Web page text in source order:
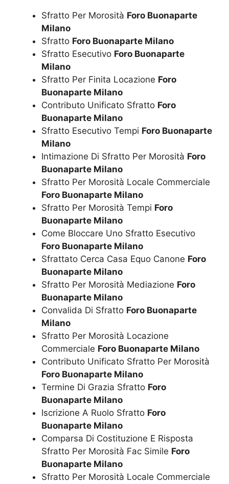
Sfratto Per Morosità Foro Buonaparte
Milano
Sfratto Foro Buonaparte Milano
Sfratto Esecutivo Foro Buonaparte
Milano
Sfratto Per Finita Locazione Foro
Buonaparte Milano
Contributo Unificato Sfratto Foro
Buonaparte Milano
Sfratto Esecutivo Tempi Foro Buonaparte
Milano
Intimazione Di Sfratto Per Morosità Foro
Buonaparte Milano
Sfratto Per Morosità Locale Commerciale
Foro Buonaparte Milano
Sfratto Per Morosità Tempi Foro
Buonaparte Milano
Come Bloccare Uno Sfratto Esecutivo
Foro Buonaparte Milano
Sfrattato Cerca Casa Equo Canone Foro
Buonaparte Milano
Sfratto Per Morosità Mediazione Foro
Buonaparte Milano
Convalida Di Sfratto Foro Buonaparte
Milano
Sfratto Per Morosità Locazione
Commerciale Foro Buonaparte Milano
Contributo Unificato Sfratto Per Morosità
Foro Buonaparte Milano
Termine Di Grazia Sfratto Foro
Buonaparte Milano
Iscrizione A Ruolo Sfratto Foro
Buonaparte Milano
Comparsa Di Costituzione E Risposta
Sfratto Per Morosità Fac Simile Foro
Buonaparte Milano
Sfratto Per Morosità Locale Commerciale